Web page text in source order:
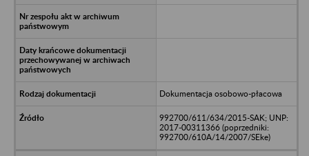
Dokumentacja osobowo-płacowa
992700/611/634/2015-SAK; UNP:
2017-00311366 (poprzedniki:
992700/610A/14/2007/SEke)